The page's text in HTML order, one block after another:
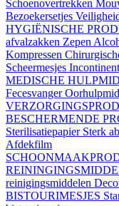
Schoenovertrekken
Bezoekersetjes
HYGIËNISCHE
afvalzakken Zepen
Kompressen
Scheermesjes
MEDISCHE
Fecesvanger
BESCHERMENDE
Sterilisatiepapier Sterk
Afdekfilm
reinigingsmiddelen
BISTOURIMESJES